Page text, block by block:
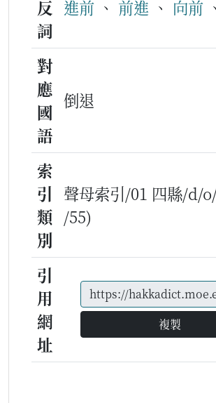
反
詞
進前 、 前進 、 向前
對
應
國
語
倒退
索
引
類
別
聲母索引/01 四縣/d/
/55)
引
用
網
址
複製